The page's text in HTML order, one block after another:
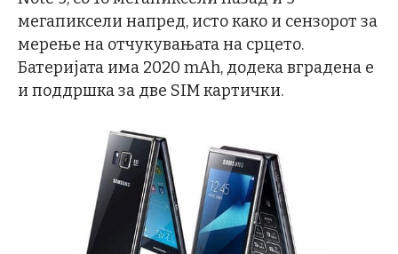
мегапиксели напред, исто како и сензорот за
мерење на отчукувањата на срцето.
Батеријата има 2020 mAh, додека вградена е
и поддршка за две SIM картички.